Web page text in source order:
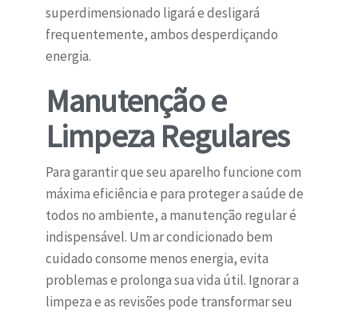
superdimensionado ligará e desligará
frequentemente, ambos desperdiçando
energia.
Manutenção e
Limpeza Regulares
Para garantir que seu aparelho funcione com
máxima eficiência e para proteger a saúde de
todos no ambiente, a manutenção regular é
indispensável. Um ar condicionado bem
cuidado consome menos energia, evita
problemas e prolonga sua vida útil. Ignorar a
limpeza e as revisões pode transformar seu